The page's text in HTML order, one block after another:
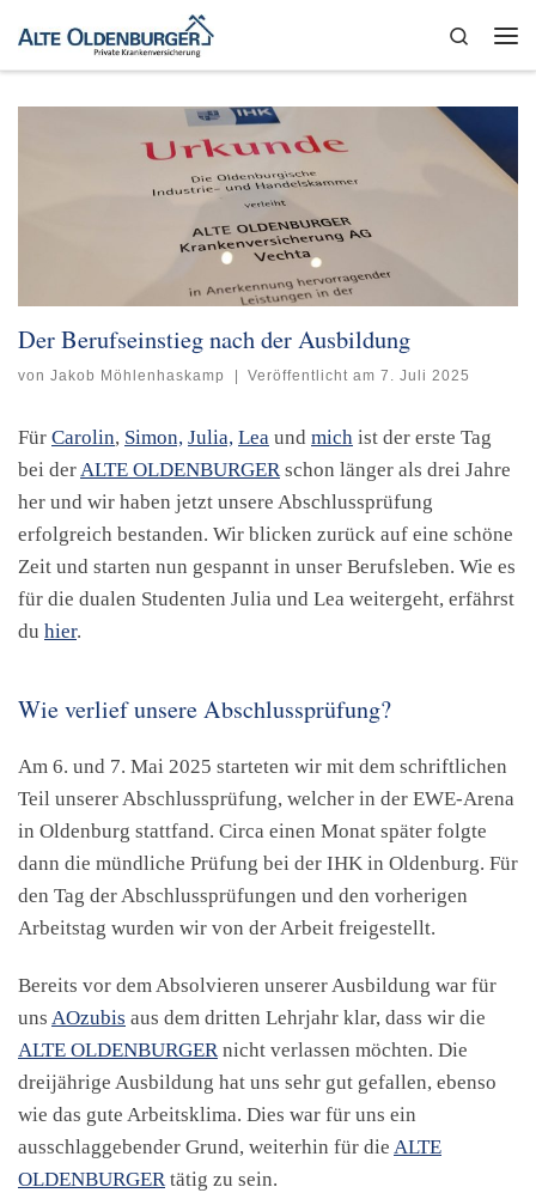
Zum Inhalt springen
Search
Der Berufseinstieg nach der Ausbildung
von Jakob Möhlenhaskamp | Veröffentlicht am7. Juli 2025
Für Carolin, Simon, Julia, Lea und mich ist der erste Tag
bei der ALTE OLDENBURGER schon länger als drei Jahre
her und wir haben jetzt unsere Abschlussprüfung
erfolgreich bestanden. Wir blicken zurück auf eine schöne
Zeit und starten nun gespannt in unser Berufsleben. Wie es
für die dualen Studenten Julia und Lea weitergeht, erfährst
du hier.
Wie verlief unsere Abschlussprüfung?
Am 6. und 7. Mai 2025 starteten wir mit dem schriftlichen
Teil unserer Abschlussprüfung, welcher in der EWE-Arena
in Oldenburg stattfand. Circa einen Monat später folgte
dann die mündliche Prüfung bei der IHK in Oldenburg. Für
den Tag der Abschlussprüfungen und den vorherigen
Arbeitstag wurden wir von der Arbeit freigestellt.
Bereits vor dem Absolvieren unserer Ausbildung war für
uns AOzubis aus dem dritten Lehrjahr klar, dass wir die
ALTE OLDENBURGERnicht verlassen möchten. Die
dreijährige Ausbildung hat uns sehr gut gefallen, ebenso
wie das gute Arbeitsklima. Dies war für uns ein
ausschlaggebender Grund, weiterhin für die ALTE
OLDENBURGERtätig zu sein.